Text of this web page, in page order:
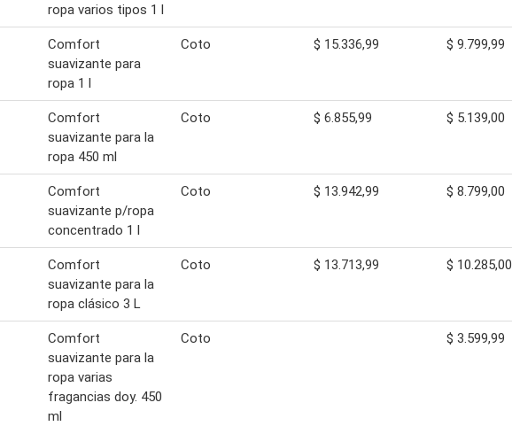
ropa varios tipos 1 l
Comfort
suavizante para
ropa 1 l
Coto $ 15.336,99 $ 9.799,99
Comfort
suavizante para la
ropa 450 ml
Coto $ 6.855,99 $ 5.139,00
Comfort
suavizante p/ropa
concentrado 1 l
Coto $ 13.942,99 $ 8.799,00
Comfort
suavizante para la
ropa clásico 3 L
Coto $ 13.713,99 $ 10.285,00
Comfort
suavizante para la
ropa varias
fragancias doy. 450
ml
Coto $ 3.599,99